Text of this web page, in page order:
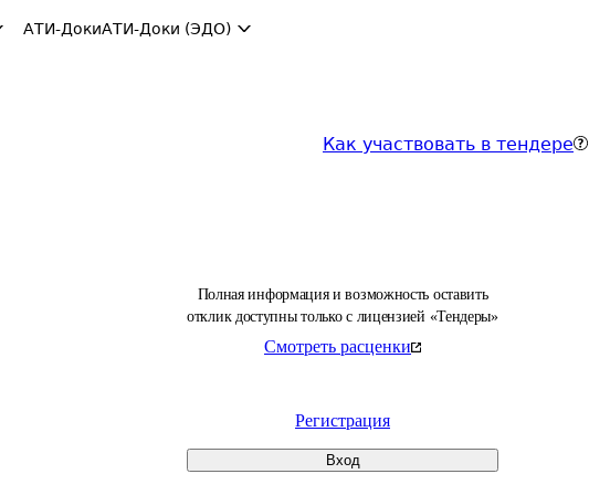
АТИ-ДокиАТИ-Доки (ЭДО)
Как участвовать в тендере
Полная информация и возможность оставить
отклик доступны только с лицензией «Тендеры»
Смотреть расценки
Регистрация
Вход